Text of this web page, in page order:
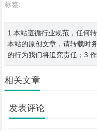
标签:
1.本站遵循行业规范，任何
本站的原创文章，请转载时
的行为我们将追究责任；3.
相关文章
发表评论